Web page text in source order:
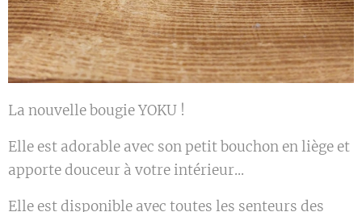
La nouvelle bougie YOKU !
Elle est adorable avec son petit bouchon en liège et
apporte douceur à votre intérieur...
Elle est disponible avec toutes les senteurs des